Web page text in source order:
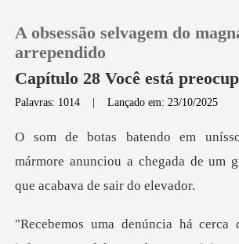
Loja
A obsessão selvagem do
arrependido
Capítulo 28 Você está
Palavras: 1014 |Lançado em: 23/10/2025
mármore anunciou a chegada de um